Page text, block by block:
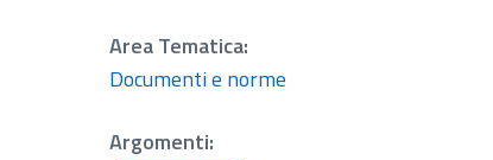
Area Tematica:
Documenti e norme
Argomenti: